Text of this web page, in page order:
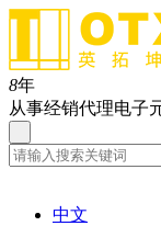
8年
从事经销代理电子
中文